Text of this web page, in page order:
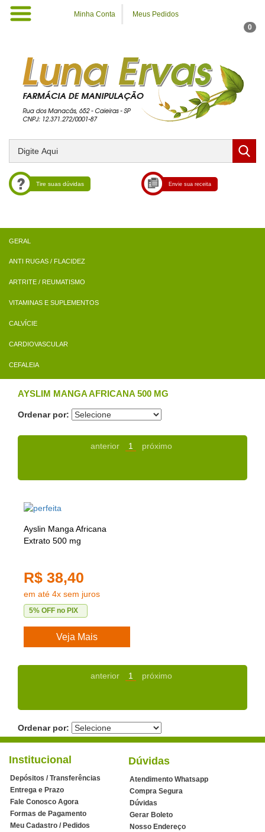
Minha Conta
Meus Pedidos
0
Tire suas dúvidas Envie sua receita
ANTI RUGAS / FLACIDEZ
ARTRITE / REUMATISMO
VITAMINAS E SUPLEMENTOS
CALVÍCIE
CARDIOVASCULAR
CEFALEIA
AYSLIM MANGA AFRICANA 500 MG
Ordenar por:
anterior 1 próximo
Ayslin Manga Africana
Extrato 500 mg
R$ 38,40
em até 4x sem juros
5% OFF no PIX
Veja Mais
anterior 1 próximo
Ordenar por:
Institucional
Depósitos / Transferências
Entrega e Prazo
Fale Conosco Agora
Formas de Pagamento
Meu Cadastro / Pedidos
Dúvidas
Atendimento Whatsapp
Compra Segura
Dúvidas
Gerar Boleto
Nosso Endereço